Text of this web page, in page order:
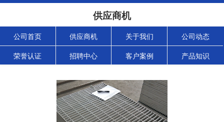
供应商机
公司首页 供应商机 关于我们 公司动态
荣誉认证 招聘中心 客户案例 产品知识